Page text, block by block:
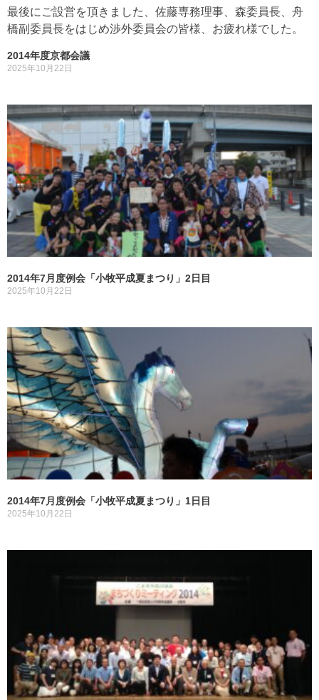
最後にご設営を頂きました、佐藤専務理事、森委員長、舟
橋副委員長をはじめ渉外委員会の皆様、お疲れ様でした。
2014年度京都会議
2025年10月22日
2014年7月度例会「小牧平成夏まつり」2日目
2025年10月22日
2014年7月度例会「小牧平成夏まつり」1日目
2025年10月22日